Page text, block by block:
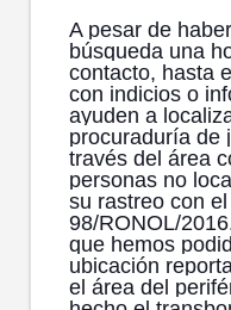
A pesar de
búsqueda una
contacto, hasta
con indicios o
ayuden a
procuraduría de
través del área
personas no
su rastreo con
98/RONOL/
que hemos
ubicación
el área del